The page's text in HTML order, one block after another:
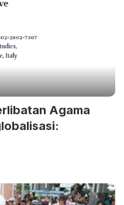
Agama